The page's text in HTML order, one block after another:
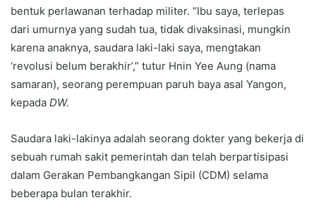
bentuk perlawanan terhadap militer. “Ibu saya, terlepas
dari umurnya yang sudah tua, tidak divaksinasi, mungkin
karena anaknya, saudara laki-laki saya, mengtakan
‘revolusi belum berakhir’,” tutur Hnin Yee Aung (nama
samaran), seorang perempuan paruh baya asal Yangon,
kepada DW.
Saudara laki-lakinya adalah seorang dokter yang bekerja di
sebuah rumah sakit pemerintah dan telah berpartisipasi
dalam Gerakan Pembangkangan Sipil (CDM) selama
beberapa bulan terakhir.